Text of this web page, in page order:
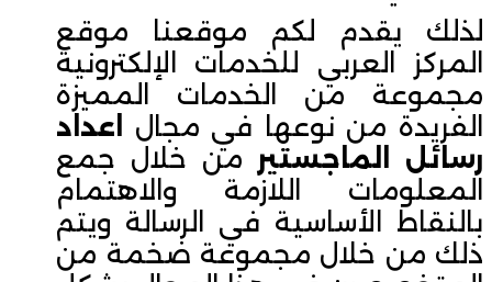
لذلك يقدم لكم موقعنا موقع
المركز العربي للخدمات الإلكترونية
مجموعة من الخدمات المميزة
الفريدة من نوعها في مجال
اعداد
رسائل الماجستير من خلال جمع
المعلومات اللازمة والاهتمام
بالنقاط الأساسية في الرسالة ويتم
ذلك من خلال مجموعة ضخمة من